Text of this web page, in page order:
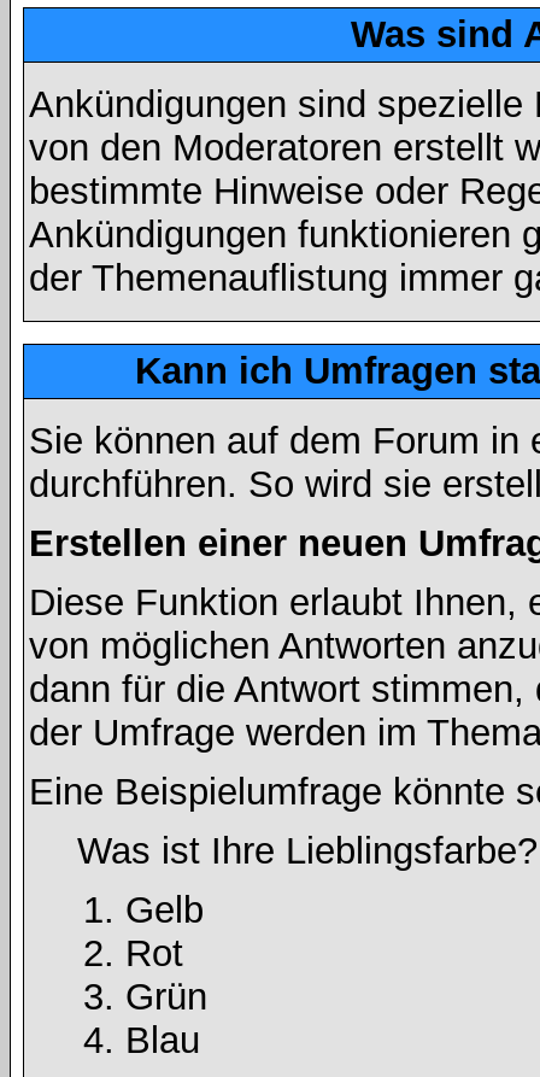
Was sind
Ankündigungen sind
von den Moderatoren erstellt
bestimmte Hinweise oder
Ankündigungen funktionieren
der Themenauflistung immer
Kann ich Umfragen
Sie können auf dem Forum in
durchführen. So wird sie
Erstellen einer neuen
Diese Funktion erlaubt Ihnen,
von möglichen Antworten
dann für die Antwort
der Umfrage werden im
Eine Beispielumfrage könnte
Was ist Ihre Lieblingsfarbe?
Gelb
Rot
Grün
Blau